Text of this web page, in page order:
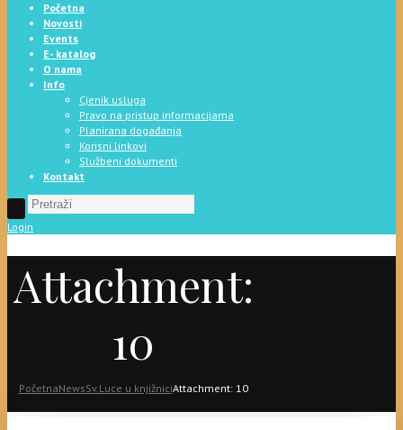
Početna
Novosti
Events
E- katalog
O nama
Info
Cjenik usluga
Pravo na pristup informacijama
Planirana događanja
Korisni linkovi
Službeni dokumenti
Kontakt
Login
Attachment:
10
PočetnaNewsSv.Luce u knjižniciAttachment: 10